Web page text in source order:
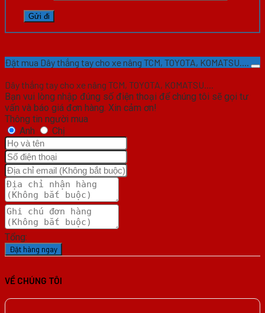
Đặt mua Dây thắng tay cho xe nâng TCM, TOYOTA, KOMATSU....
Dây thắng tay cho xe nâng TCM, TOYOTA, KOMATSU....
Bạn vui lòng nhập đúng số điện thoại để chúng tôi sẽ gọi tư
vấn và báo giá đơn hàng. Xin cảm ơn!
Thông tin người mua
Anh
Chị
Tổng:
Đặt hàng ngay
VỀ CHÚNG TÔI